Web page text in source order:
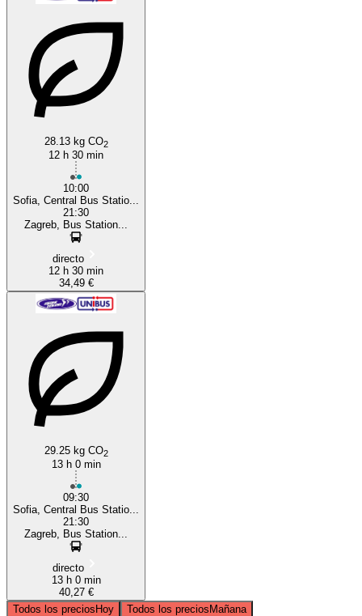
28.13 kg CO2
12 h 30 min
10:00
Sofia, Central Bus Statio...
21:30
Zagreb, Bus Station...
directo
12 h 30 min
34,49 €
29.25 kg CO2
13 h 0 min
09:30
Sofia, Central Bus Statio...
21:30
Zagreb, Bus Station...
directo
13 h 0 min
40,27 €
Todos los preciosHoy Todos los preciosMañana